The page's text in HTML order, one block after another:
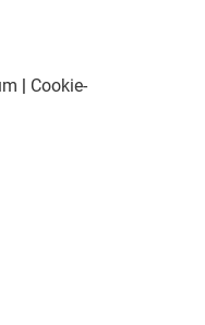
| Cookie-